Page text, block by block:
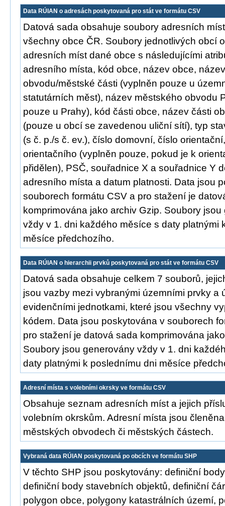
Data RÚIAN o adresách poskytovaná pro stát ve formátu CSV
Datová sada obsahuje soubory adresních
všechny obce ČR. Soubory jednotlivých obcí
adresních míst dané obce s následujícími
adresního místa, kód obce, název obce,
obvodu/městské části (vyplněn pouze u
statutárních měst), název městského obvodu
pouze u Prahy), kód části obce, název části
(pouze u obcí se zavedenou uliční sítí), typ
(s č. p./s č. ev.), číslo domovní, číslo
orientačního (vyplněn pouze, pokud je k
přidělen), PSČ, souřadnice X a souřadnice Y
adresního místa a datum platnosti. Data jsou
souborech formátu CSV a pro stažení je
komprimována jako archiv Gzip. Soubory
vždy v 1. dni každého měsíce s daty platnými
měsíce předchozího.
Data RÚIAN o hierarchii prvků poskytovaná pro stát ve formátu CSV
Datová sada obsahuje celkem 7 souborů,
jsou vazby mezi vybranými územními prvky a
evidenčními jednotkami, které jsou všechny
kódem. Data jsou poskytována v souborech
pro stažení je datová sada komprimována
Soubory jsou generovány vždy v 1. dni
daty platnými k poslednímu dni měsíce
Adresní místa s volebními okrsky ve formátu CSV
Obsahuje seznam adresních míst a jejich
volebním okrskům. Adresní místa jsou
městských obvodech či městských částech.
Vybraná data RÚIAN poskytovaná po obcích ve formátu SHP
V těchto SHP jsou poskytovány: definiční
definiční body stavebních objektů, definiční
polygon obce, polygony katastrálních území,